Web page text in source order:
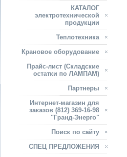
КАТАЛОГ
электротехнической
продукции
Теплотехника
Крановое оборудование
Прайс-лист (Складские
остатки по ЛАМПАМ)
Партнеры
Интернет-магазин для
заказов (812) 369-16-98
"Гранд-Энерго"
Поиск по сайту
СПЕЦ ПРЕДЛОЖЕНИЯ